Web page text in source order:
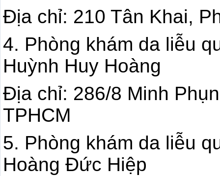
Địa chỉ: 210 Tân Khai,
4. Phòng khám da liễu
Huỳnh Huy Hoàng
Địa chỉ: 286/8 Minh
TPHCM
5. Phòng khám da liễu
Hoàng Đức Hiệp